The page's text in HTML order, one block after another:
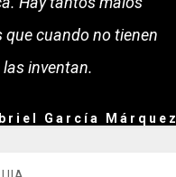
que cuando no tienen
inventan.
García Márquez